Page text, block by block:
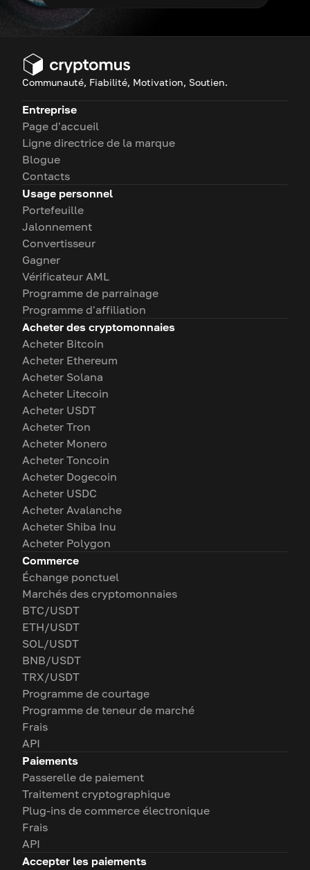
Communauté, Fiabilité, Motivation, Soutien.
Entreprise
Page d'accueil
Ligne directrice de la marque
Blogue
Contacts
Usage personnel
Portefeuille
Jalonnement
Convertisseur
Gagner
Vérificateur AML
Programme de parrainage
Programme d'affiliation
Acheter des cryptomonnaies
Acheter Bitcoin
Acheter Ethereum
Acheter Solana
Acheter Litecoin
Acheter USDT
Acheter Tron
Acheter Monero
Acheter Toncoin
Acheter Dogecoin
Acheter USDC
Acheter Avalanche
Acheter Shiba Inu
Acheter Polygon
Commerce
Échange ponctuel
Marchés des cryptomonnaies
BTC/USDT
ETH/USDT
SOL/USDT
BNB/USDT
TRX/USDT
Programme de courtage
Programme de teneur de marché
Frais
API
Paiements
Passerelle de paiement
Traitement cryptographique
Plug-ins de commerce électronique
Frais
API
Accepter les paiements